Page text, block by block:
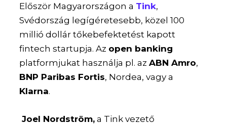
Először Magyarországon a Tink,
Svédország legígéretesebb, közel 100
millió dollár tőkebefektetést kapott
fintech startupja. Az open banking
platformjukat használja pl. azABN Amro,
BNP Paribas Fortis, Nordea, vagy a
Klarna.
Joel Nordström, a Tink vezető